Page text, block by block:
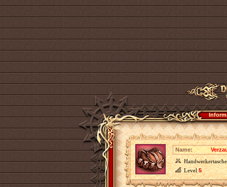
Name:
Handwerkertasche
Level5